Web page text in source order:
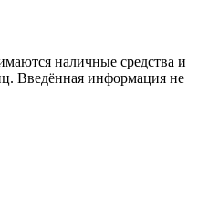
наличные средства и
Введённая информация не